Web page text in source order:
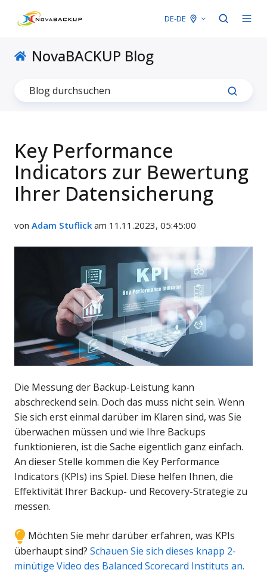
DE-DE
NovaBACKUP Blog
Key Performance
Indicators zur Bewertung
Ihrer Datensicherung
von Adam Stuflick am 11.11.2023, 05:45:00
Die Messung der Backup-Leistung kann
abschreckend sein. Doch das muss nicht sein. Wenn
Sie sich erst einmal darüber im Klaren sind, was Sie
überwachen müssen und wie Ihre Backups
funktionieren, ist die Sache eigentlich ganz einfach.
An dieser Stelle kommen die Key Performance
Indicators (KPIs) ins Spiel. Diese helfen Ihnen, die
Effektivität Ihrer Backup- und Recovery-Strategie zu
messen.
Möchten Sie mehr darüber erfahren, was KPIs
überhaupt sind? Schauen Sie sich dieses knapp 2-
minütige Video des Balanced Scorecard Instituts an.